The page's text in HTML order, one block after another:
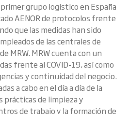
grupo logístico en España
AENOR de protocolos frente
que las medidas han sido
de las centrales de
MRW. MRW cuenta con un
frente al COVID-19, así como
y continuidad del negocio.
a cabo en el día a día de la
de limpieza y
de trabajo y la formación de